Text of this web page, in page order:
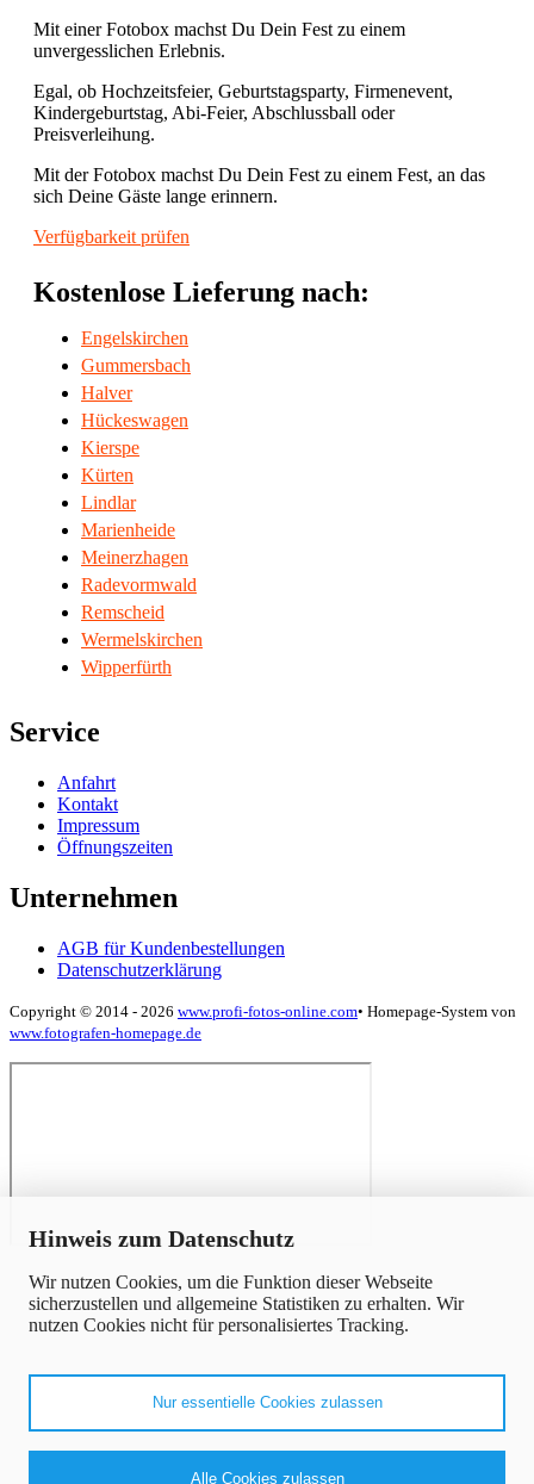
Hinweis zum Datenschutz
Wir nutzen Cookies, um die Funktion dieser Webseite
sicherzustellen und allgemeine Statistiken zu erhalten. Wir
nutzen Cookies nicht für personalisiertes Tracking.
Nur essentielle Cookies zulassen
Alle Cookies zulassen
Mit einer Fotobox machst Du Dein Fest zu einem
unvergesslichen Erlebnis.
Egal, ob Hochzeitsfeier, Geburtstagsparty, Firmenevent,
Kindergeburtstag, Abi-Feier, Abschlussball oder
Preisverleihung.
Mit der Fotobox machst Du Dein Fest zu einem Fest, an das
sich Deine Gäste lange erinnern.
Verfügbarkeit prüfen
Kostenlose Lieferung nach:
Engelskirchen
Gummersbach
Halver
Hückeswagen
Kierspe
Kürten
Lindlar
Marienheide
Meinerzhagen
Radevormwald
Remscheid
Wermelskirchen
Wipperfürth
Service
Anfahrt
Kontakt
Impressum
Öffnungszeiten
Unternehmen
AGB für Kundenbestellungen
Datenschutzerklärung
Copyright © 2014 - 2026 www.profi-fotos-online.com• Homepage-System von
www.fotografen-homepage.de